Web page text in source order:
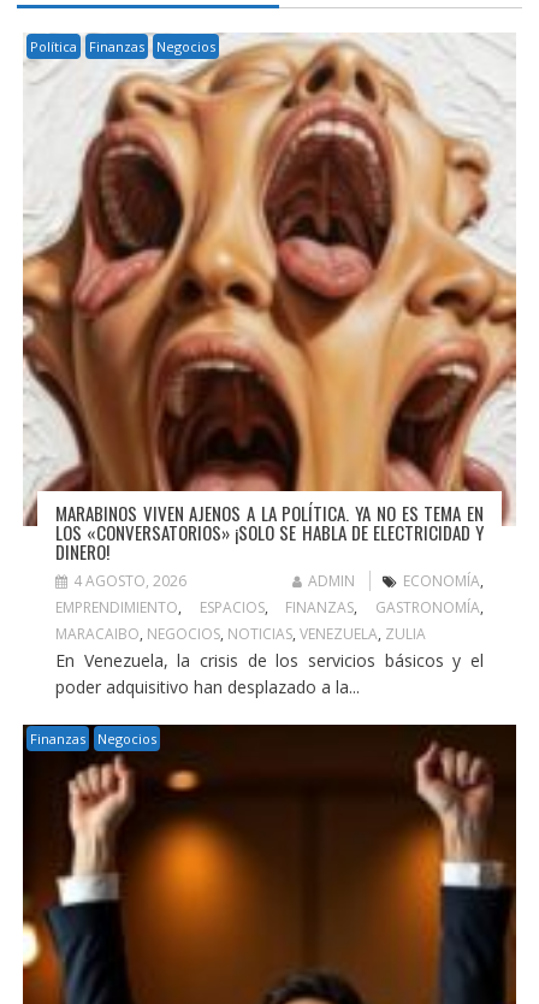
Política Finanzas Negocios
MARABINOS VIVEN AJENOS A LA POLÍTICA. YA NO ES TEMA EN
LOS «CONVERSATORIOS» ¡SOLO SE HABLA DE ELECTRICIDAD Y
DINERO!
4 AGOSTO, 2026 ADMIN ECONOMÍA,
EMPRENDIMIENTO, ESPACIOS, FINANZAS, GASTRONOMÍA,
MARACAIBO, NEGOCIOS, NOTICIAS, VENEZUELA, ZULIA
En Venezuela, la crisis de los servicios básicos y el
poder adquisitivo han desplazado a la...
Finanzas Negocios